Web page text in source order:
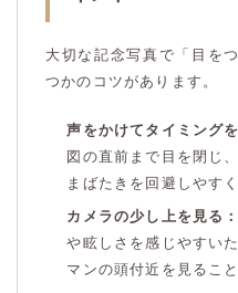
大切な記念写真で「目を
つかのコツがあります。
声をかけてタイミング
図の直前まで目を閉じ
まばたきを回避しやす
カメラの少し上を見る：
や眩しさを感じやすい
マンの頭付近を見るこ